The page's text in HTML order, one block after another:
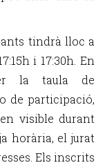
tindrà lloc a
i 17:30h. En
la taula de
de participació,
visible durant
horària, el jurat
Els inscrits